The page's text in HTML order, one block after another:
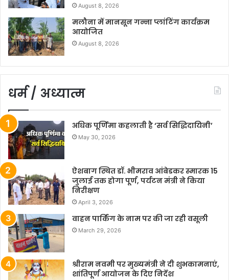
August 8, 2026
मलौना में मानसून गन्ना प्लांटिंग कार्यक्रम
आयोजित
August 8, 2026
धर्म / अध्यात्म
अधिक पूर्णिमा कहलाती है ‘सर्व सिद्धिदायिनी’
May 30, 2026
ऐशबाग स्थित डॉ. भीमराव आंबेडकर स्मारक 15
जुलाई तक होगा पूर्ण, पर्यटन मंत्री ने किया
निरीक्षण
April 3, 2026
वाहन पार्किंग के नाम पर की जा रही वसूली
March 29, 2026
श्रीराम नवमी पर मुख्यमंत्री ने दी शुभकामनाएं,
शांतिपूर्ण आयोजन के दिए निर्देश